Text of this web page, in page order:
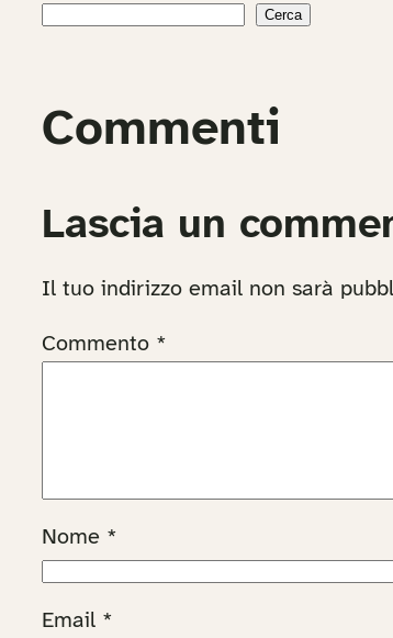
Cerca
Commenti
Lascia un
Il tuo indirizzo email non sarà
Commento *
Nome *
Email *